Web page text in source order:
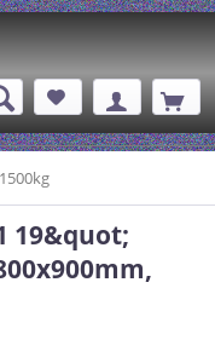
19&quot;